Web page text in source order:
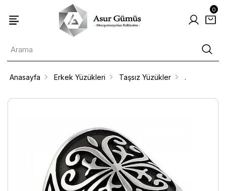
0
Anasayfa Erkek Yüzükleri Taşsız Yüzükler .